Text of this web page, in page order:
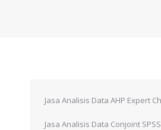
Jasa Analisis Data AHP Expert
Jasa Analisis Data Conjoint SPSS